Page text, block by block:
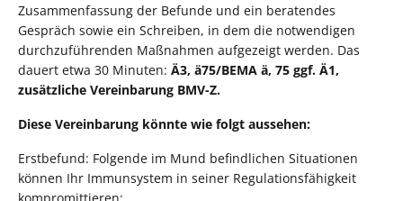
Zusammenfassung der Befunde und ein beratendes
Gespräch sowie ein Schreiben, in dem die notwendigen
durchzuführenden Maßnahmen aufgezeigt werden. Das
dauert etwa 30 Minuten: Ä3, ä75/BEMA ä, 75 ggf. Ä1,
zusätzliche Vereinbarung BMV-Z.
Diese Vereinbarung könnte wie folgt aussehen:
Erstbefund: Folgende im Mund befindlichen Situationen
können Ihr Immunsystem in seiner Regulationsfähigkeit
kompromittieren: